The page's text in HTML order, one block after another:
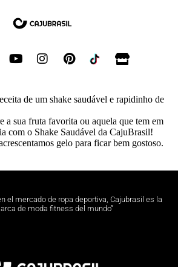
de um shake saudável e rapidinho de
a sua fruta favorita ou aquela que tem em
com o Shake Saudável da CajuBrasil!
gelo para ficar bem gostoso.
el mercado de ropa deportiva, Cajubrasil es la
de moda fitness del mundo”